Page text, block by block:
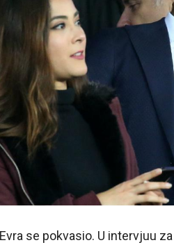
se pokvasio. U intervjuu za